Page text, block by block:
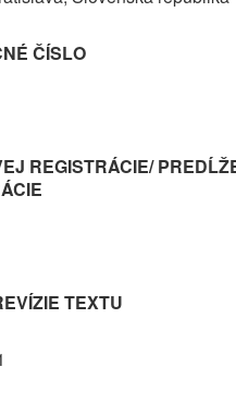
ČÍSLO
REGISTRÁCIE/
TEXTU